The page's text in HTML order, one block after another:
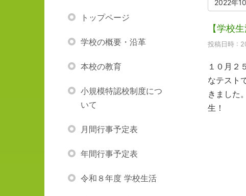
2022年
【学校
投稿日時 :
１０月２
なテスト
きました
生！
トップページ
学校の概要・沿革
本校の教育
小規模特認校制度につ
いて
月間行事予定表
年間行事予定表
令和８年度 学校生活